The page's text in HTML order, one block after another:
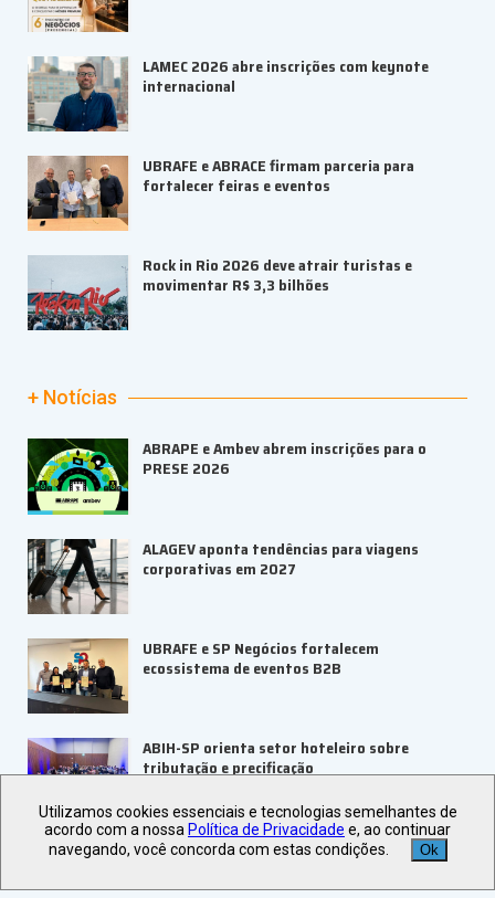
LAMEC 2026 abre inscrições com keynote
internacional
UBRAFE e ABRACE firmam parceria para
fortalecer feiras e eventos
Rock in Rio 2026 deve atrair turistas e
movimentar R$ 3,3 bilhões
+ Notícias
ABRAPE e Ambev abrem inscrições para o
PRESE 2026
ALAGEV aponta tendências para viagens
corporativas em 2027
UBRAFE e SP Negócios fortalecem
ecossistema de eventos B2B
ABIH-SP orienta setor hoteleiro sobre
tributação e precificação
Veja +Últimas Notícias
Utilizamos cookies essenciais e tecnologias semelhantes de
acordo com a nossa Política de Privacidade e, ao continuar
navegando, você concorda com estas condições.
Ok